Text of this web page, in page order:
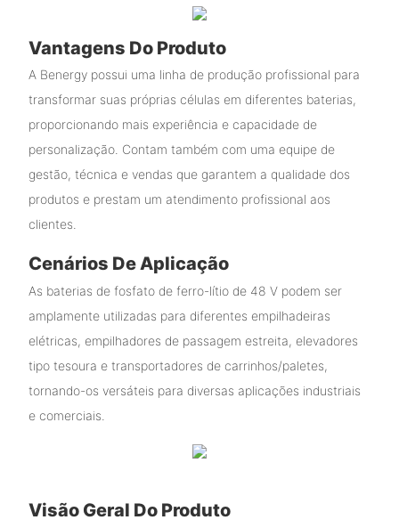
Vantagens Do Produto
A Benergy possui uma linha de produção profissional para
transformar suas próprias células em diferentes baterias,
proporcionando mais experiência e capacidade de
personalização. Contam também com uma equipe de
gestão, técnica e vendas que garantem a qualidade dos
produtos e prestam um atendimento profissional aos
clientes.
Cenários De Aplicação
As baterias de fosfato de ferro-lítio de 48 V podem ser
amplamente utilizadas para diferentes empilhadeiras
elétricas, empilhadores de passagem estreita, elevadores
tipo tesoura e transportadores de carrinhos/paletes,
tornando-os versáteis para diversas aplicações industriais
e comerciais.
Visão Geral Do Produto